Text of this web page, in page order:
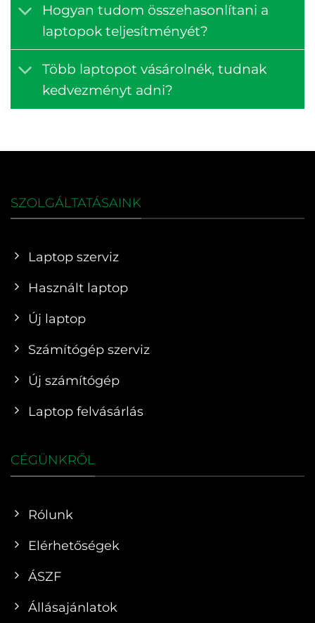
Hogyan tudom összehasonlítani a
laptopok teljesítményét?
Több laptopot vásárolnék, tudnak
kedvezményt adni?
SZOLGÁLTATÁSAINK
Laptop szerviz
Használt laptop
Új laptop
Számítógép szerviz
Új számítógép
Laptop felvásárlás
CÉGÜNKRŐL
Rólunk
Elérhetőségek
ÁSZF
Állásajánlatok